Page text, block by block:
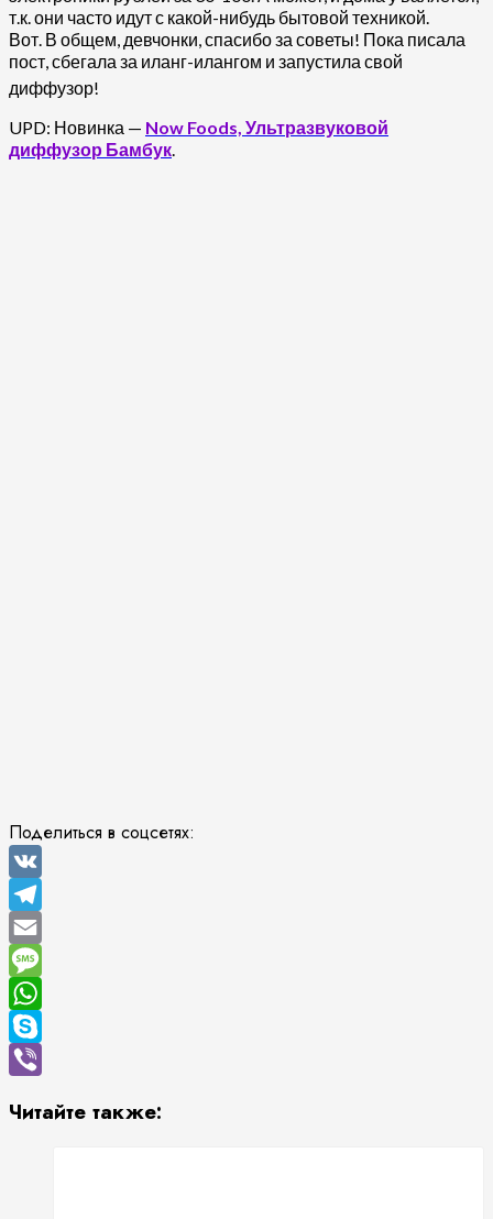
т.к. они часто идут с какой-нибудь бытовой техникой.
Вот. В общем, девчонки, спасибо за советы! Пока писала
пост, сбегала за иланг-илангом и запустила свой
диффузор!
UPD: Новинка — Now Foods, Ультразвуковой
диффузор Бамбук.
Поделиться в соцсетях:
VK
Telegram
Email
Message
WhatsApp
Skype
Читайте также: